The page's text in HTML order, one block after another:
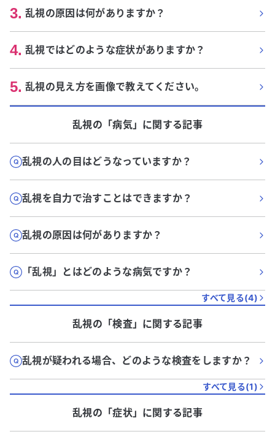
3. 乱視の原因は何がありますか？
4. 乱視ではどのような症状がありますか？
5. 乱視の見え方を画像で教えてください。
乱視の「病気」に関する記事
乱視の人の目はどうなっていますか？
乱視を自力で治すことはできますか？
乱視の原因は何がありますか？
「乱視」とはどのような病気ですか？
すべて見る(4)
乱視の「検査」に関する記事
乱視が疑われる場合、どのような検査をしますか？
すべて見る(1)
乱視の「症状」に関する記事